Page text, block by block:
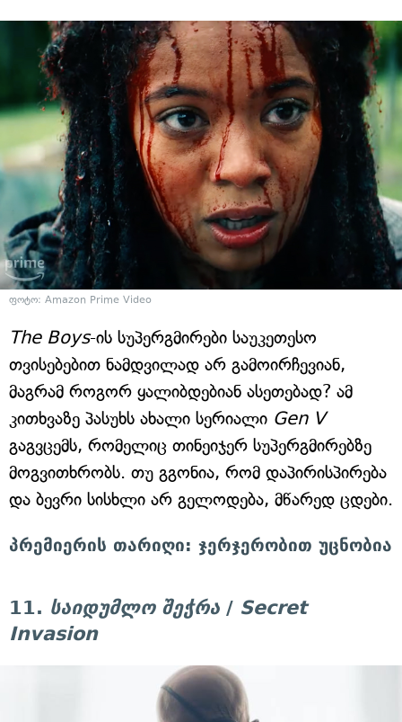
ფოტო: Amazon Prime Video
The Boys-ის სუპერგმირები საუკეთესო
თვისებებით ნამდვილად არ გამოირჩევიან,
მაგრამ როგორ ყალიბდებიან ასეთებად? ამ
კითხვაზე პასუხს ახალი სერიალი Gen V
გაგვცემს, რომელიც თინეიჯერ სუპერგმირებზე
მოგვითხრობს. თუ გგონია, რომ დაპირისპირება
და ბევრი სისხლი არ გელოდება, მწარედ ცდები.
პრემიერის თარიღი: ჯერჯერობით უცნობია
11. საიდუმლო შეჭრა / Secret
Invasion